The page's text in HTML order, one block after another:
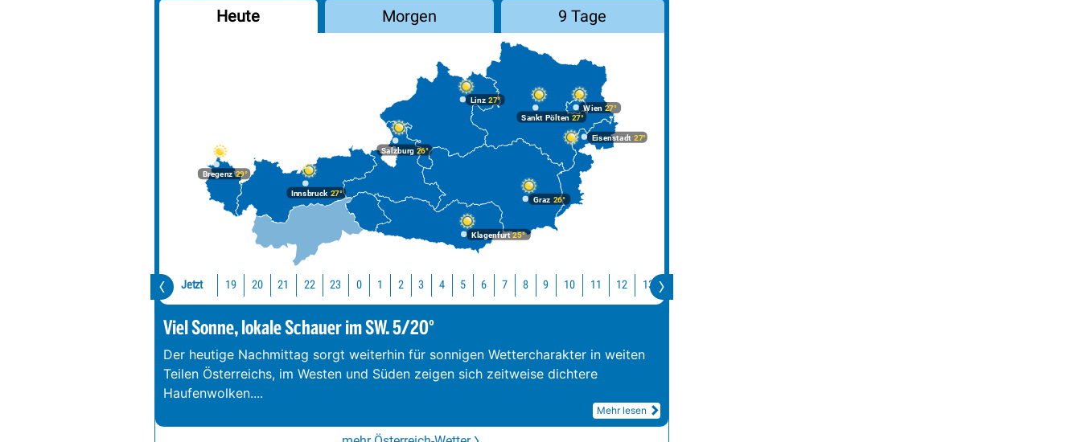
Heute Morgen 9 Tage
Bregenz29°
Graz 26°
Innsbruck27°
Klagenfurt25°
Linz 27°
Salzburg26°
Wien 27°
Eisenstadt 27°
Sankt Pölten 27°
Jetzt 19 20 21 22 23 0 1 2 3 4 5 6 7 8 9 10 11 12 13
Viel Sonne, lokale Schauer im SW. 5/20°
Der heutige Nachmittag sorgt weiterhin für sonnigen Wettercharakter in weiten
Teilen Österreichs, im Westen und Süden zeigen sich zeitweise dichtere
Haufenwolken....
Mehr lesen